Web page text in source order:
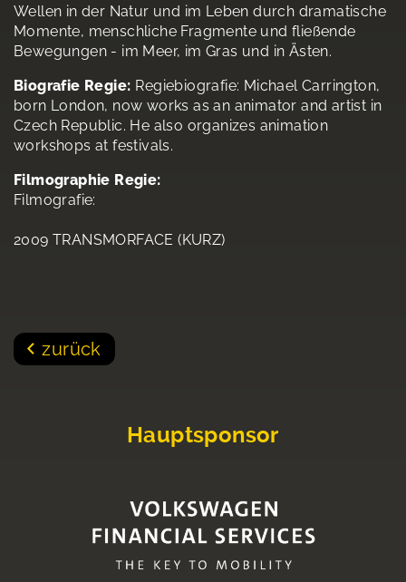
Wellen in der Natur und im Leben durch dramatische
Momente, menschliche Fragmente und fließende
Bewegungen - im Meer, im Gras und in Ästen.
Biografie Regie: Regiebiografie: Michael Carrington,
born London, now works as an animator and artist in
Czech Republic. He also organizes animation
workshops at festivals.
Filmographie Regie:
Filmografie:
2009 TRANSMORFACE (KURZ)
zurück
Hauptsponsor